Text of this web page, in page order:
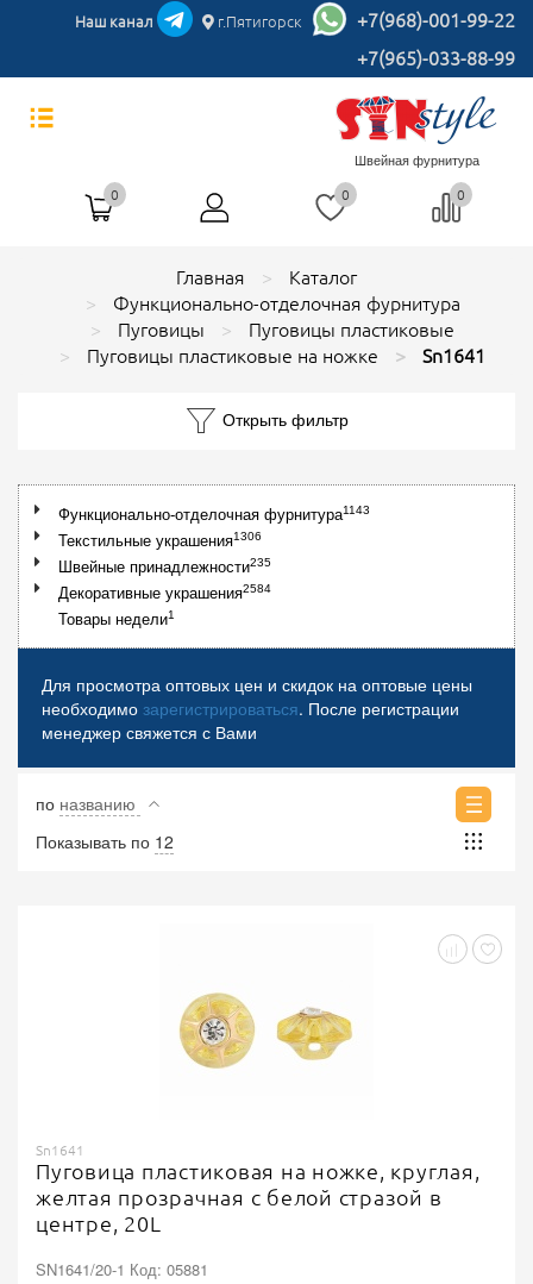
Наш канал г.Пятигорск
+7(968)-001-99-22
+7(965)-033-88-99
Швейная фурнитура
0 0 0
Главная
Каталог
Функционально-отделочная фурнитура
Пуговицы
Пуговицы пластиковые
Пуговицы пластиковые на ножке
Sn1641
Открыть фильтр
Функционально-отделочная фурнитура1143
Текстильные украшения1306
Швейные принадлежности235
Декоративные украшения2584
Товары недели1
Для просмотра оптовых цен и скидок на оптовые цены
необходимо зарегистрироваться. После регистрации
менеджер свяжется с Вами
по названию
Показывать по 12
Sn1641
Пуговица пластиковая на ножке, круглая,
желтая прозрачная с белой стразой в
центре, 20L
SN1641/20-1 Код: 05881